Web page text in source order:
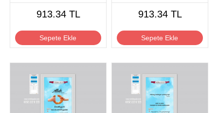
913.34 TL
Sepete Ekle
913.34 TL
Sepete Ekle